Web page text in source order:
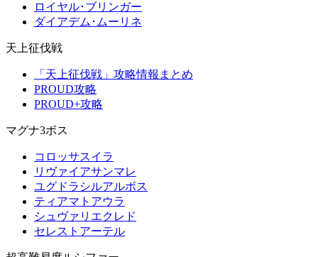
ロイヤル･ブリンガー
ダイアデム･ムーリネ
天上征伐戦
「天上征伐戦」攻略情報まとめ
PROUD攻略
PROUD+攻略
マグナ3ボス
コロッサスイラ
リヴァイアサンマレ
ユグドラシルアルボス
ティアマトアウラ
シュヴァリエクレド
セレストアーテル